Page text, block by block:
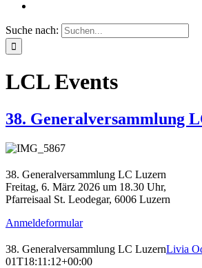
Suche nach:
LCL Events
38. Generalversammlung
38. Generalversammlung LC Luzern
Freitag, 6. März 2026 um 18.30 Uhr,
Pfarreisaal St. Leodegar, 6006 Luzern
Anmeldeformular
38. Generalversammlung LC LuzernLivia
01T18:11:12+00:00